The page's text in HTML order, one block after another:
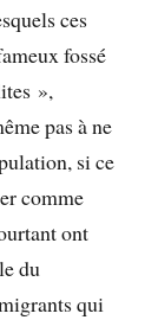
ces
fossé
»,
pas à ne
si ce
comme
ont
du
qui